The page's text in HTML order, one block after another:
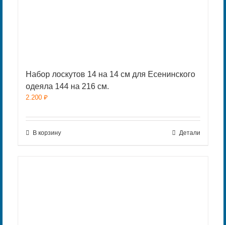
Набор лоскутов 14 на 14 см для Есенинского
одеяла 144 на 216 см.
2.200 ₽
В корзину Детали